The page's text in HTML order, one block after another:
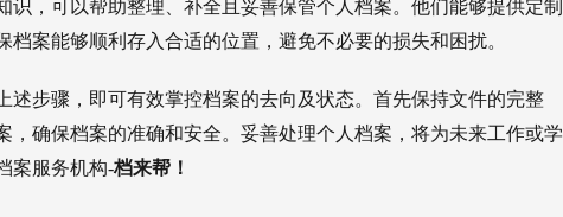
，可以帮助整理、补全且妥善保管个人档案。他们能够提供定制
案能够顺利存入合适的位置，避免不必要的损失和困扰。
步骤，即可有效掌控档案的去向及状态。首先保持文件的完整
确保档案的准确和安全。妥善处理个人档案，将为未来工作或学
案服务机构-档来帮！